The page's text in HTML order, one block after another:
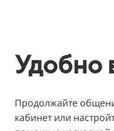
Удобно
Продолжайте
кабинет или